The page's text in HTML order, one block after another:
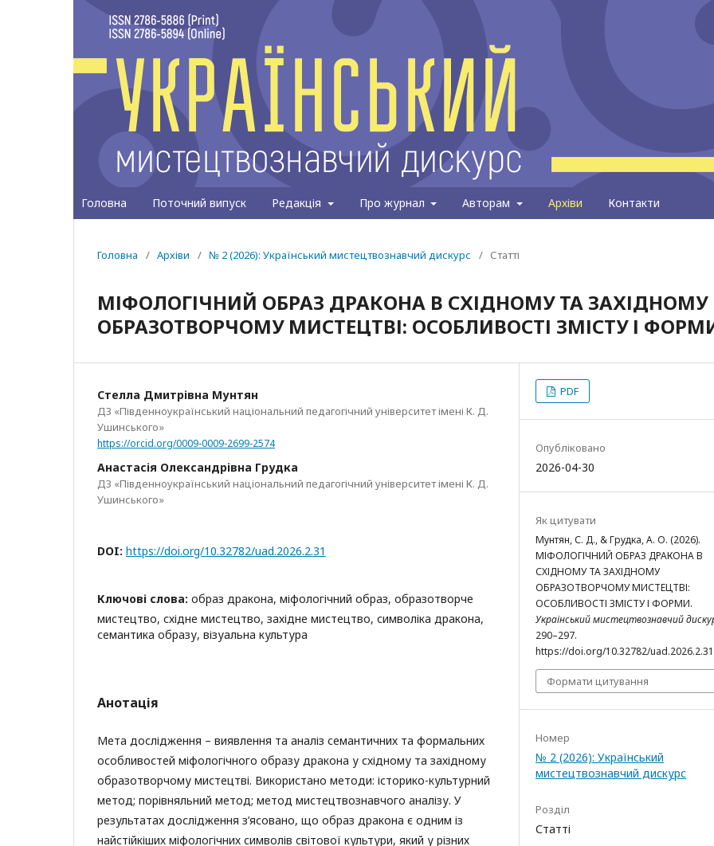
Головна Поточний випуск Редакція Про журнал Авторам Архіви Контакти
Головна / Архіви / № 2 (2026): Український мистецтвознавчий дискурс / Статті
МІФОЛОГІЧНИЙ ОБРАЗ ДРАКОНА В СХІДНОМУ ТА ЗАХІДНОМУ
ОБРАЗОТВОРЧОМУ МИСТЕЦТВІ: ОСОБЛИВОСТІ ЗМІСТУ І
Стелла Дмитрівна Мунтян
ДЗ «Південноукраїнський національний педагогічний університет імені К. Д.
Ушинського»
https://orcid.org/0009-0009-2699-2574
Анастасія Олександрівна Грудка
ДЗ «Південноукраїнський національний педагогічний університет імені К. Д.
Ушинського»
DOI: https://doi.org/10.32782/uad.2026.2.31
Ключові слова: образ дракона, міфологічний образ, образотворче
мистецтво, східне мистецтво, західне мистецтво, символіка дракона,
семантика образу, візуальна культура
Анотація
Мета дослідження – виявлення та аналіз семантичних та формальних
особливостей міфологічного образу дракона у східному та західному
образотворчому мистецтві. Використано методи: історико-культурний
метод; порівняльний метод; метод мистецтвознавчого аналізу. У
результатах дослідження з’ясовано, що образ дракона є одним із
найстійкіших міфологічних символів світової культури, який у різних
PDF
Опубліковано
2026-04-30
Як цитувати
Мунтян, С. Д., & Грудка, А. О. (2026).
МІФОЛОГІЧНИЙ ОБРАЗ ДРАКОНА В
СХІДНОМУ ТА ЗАХІДНОМУ
ОБРАЗОТВОРЧОМУ МИСТЕЦТВІ:
ОСОБЛИВОСТІ ЗМІСТУ І ФОРМИ.
Український мистецтвознавчий
290–297.
https://doi.org/10.32782/uad.2026.2.31
Формати цитування
Номер
№ 2 (2026): Український
мистецтвознавчий дискурс
Розділ
Статті